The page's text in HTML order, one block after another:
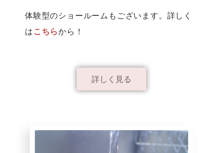
体験型のショールームもございます。詳しく
は こちらから！
詳しく見る